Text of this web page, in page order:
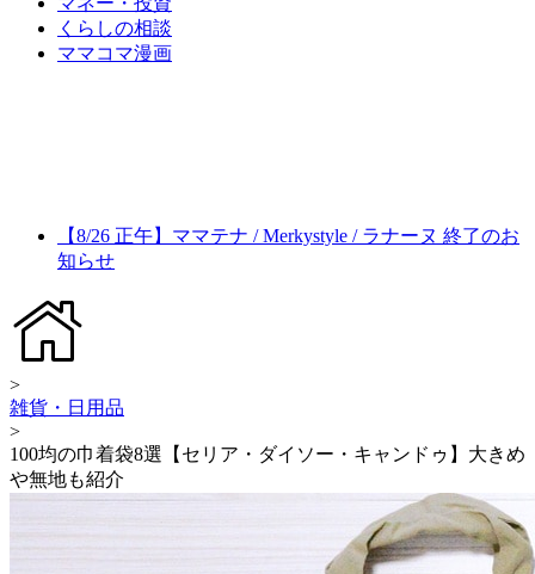
くらしの相談
ママコマ漫画
【8/26 正午】ママテナ / Merkystyle / ラナーヌ 終了のお
知らせ
>
雑貨・日用品
>
100均の巾着袋8選【セリア・ダイソー・キャンドゥ】大きめ
や無地も紹介